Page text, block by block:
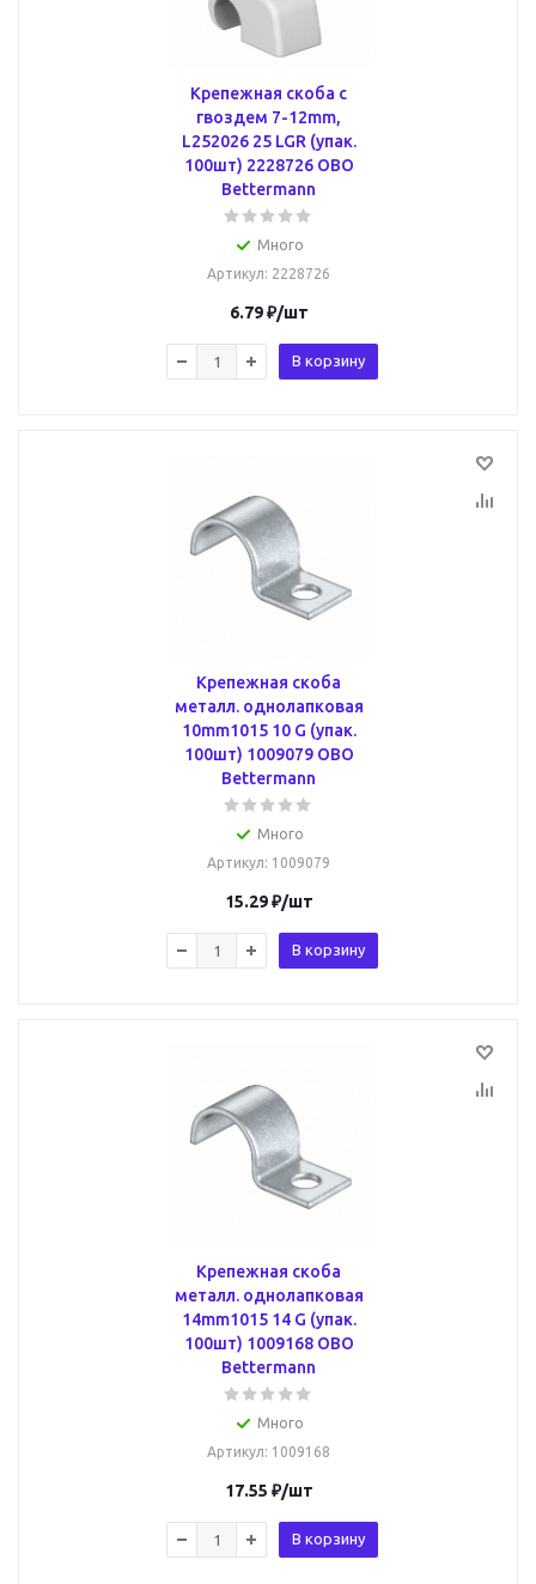
Крепежная скоба с
гвоздем 7-12mm,
L252026 25 LGR (упак.
100шт) 2228726 OBO
Bettermann
Много
Артикул: 2228726
6.79₽/шт
В корзину
Крепежная скоба
металл. однолапковая
10mm1015 10 G (упак.
100шт) 1009079 OBO
Bettermann
Много
Артикул: 1009079
15.29₽/шт
В корзину
Крепежная скоба
металл. однолапковая
14mm1015 14 G (упак.
100шт) 1009168 OBO
Bettermann
Много
Артикул: 1009168
17.55 ₽/шт
В корзину